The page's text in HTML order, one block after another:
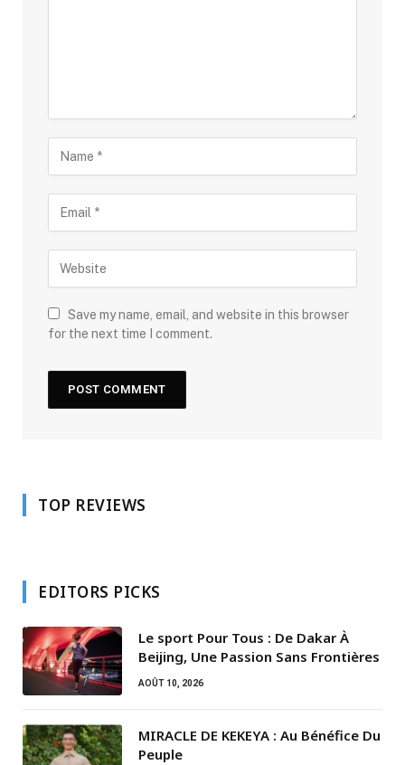
Save my name, email, and website in this browser
for the next time I comment.
TOP REVIEWS
EDITORS PICKS
Le sport Pour Tous : De Dakar À
Beijing, Une Passion Sans Frontières
AOÛT 10, 2026
MIRACLE DE KEKEYA : Au Bénéfice Du
Peuple